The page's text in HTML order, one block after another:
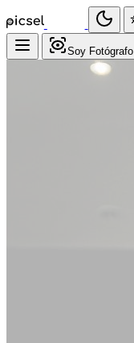
Soy Fotógrafo